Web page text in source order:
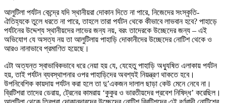
আলুটিলা পর্যটন কেন্দ্রে যদি স্থানীয়রা দোকান দিতে না পারে, নিজেদের সংস্কৃতি-
ঐতিহ্যকে তুলে ধরতে না পারে, তাহলে তারা পর্যটন থেকে কীভাবে লাভবান হবে? পাহাড়ে
পর্যটনের উদ্দেশ্য স্থানীয়দের লাভের জন্য নয়, বরং তাদেরকে উচ্ছেদের জন্য – এই
অভিযোগ যে অসত্য নয় তা আলুটিলায় পাহাড়ি দোকানীদের উচ্ছেদের নোটিশ থেকে ও
আরও নানাভাবে প্রমাণিত হয়েছে।
এটা অত্যন্ত স্বাভাবিকভাবে ধরে নেয়া হয় যে, যেহেতু পাহাড়ি অধ্যুষিত এলাকায় পর্যটন
হয়, তাই পর্যটন ব্যবস্থাপনার ওপর পাহাড়িদের অবশ্যই নিয়ন্ত্রণ থাকতে হবে।
উপনিবেশিক কায়দায় পর্যটন করা হলে তা দু’একজন দালাল ছাড়া কেউ মেনে নেবে না।
ব্রিটিশরা তাদের ডেরায়, ট্রেনের কামরায় ‘কুকুর ও ভারতীয়দের প্রবেশ নিষিদ্ধ’ করেছিল।